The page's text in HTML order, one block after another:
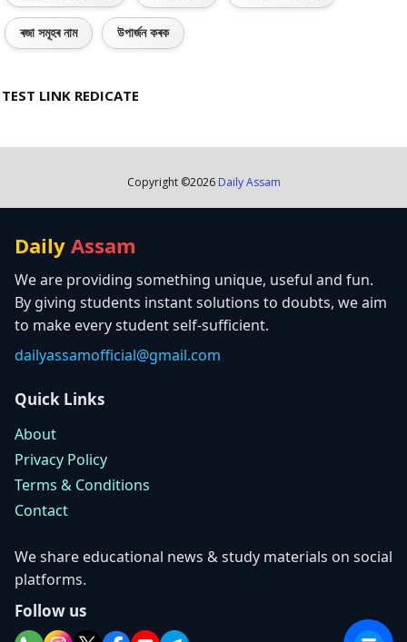
ৰজা সমূহৰ নাম উপাৰ্জন কৰক
TEST LINK REDICATE
Copyright ©2026 Daily Assam
Daily Assam
We are providing something unique, useful and fun.
By giving students instant solutions to doubts, we aim
to make every student self-sufficient.
dailyassamofficial@gmail.com
Quick Links
About
Privacy Policy
Terms & Conditions
Contact
We share educational news & study materials on social
platforms.
Follow us